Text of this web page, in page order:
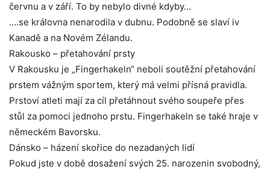
červnu a v září. To by nebylo divné kdyby…
….se královna nenarodila v dubnu. Podobně se slaví iv
Kanadě a na Novém Zélandu.
Rakousko – přetahování prsty
V Rakousku je „Fingerhakeln“ neboli soutěžní přetahování
prstem vážným sportem, který má velmi přísná pravidla.
Prstoví atleti mají za cíl přetáhnout svého soupeře přes
stůl za pomoci jednoho prstu. Fingerhakeln se také hraje v
německém Bavorsku.
Dánsko – házení skořice do nezadaných lidí
Pokud jste v době dosažení svých 25. narozenin svobodný,